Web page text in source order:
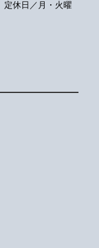
定休日／月・火曜